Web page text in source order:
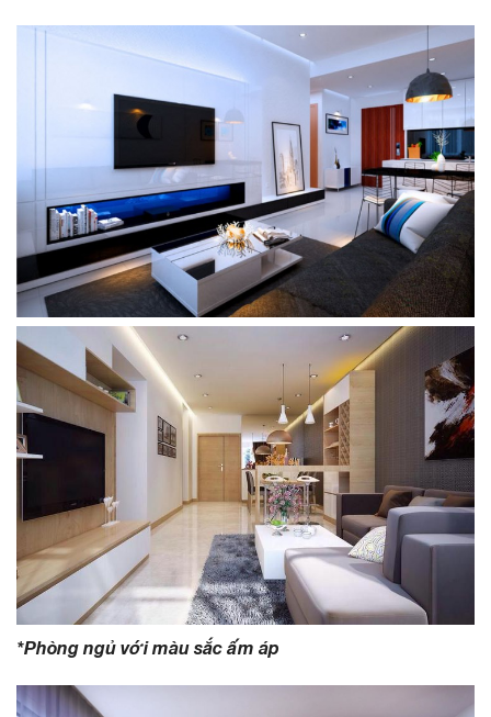
*Phòng ngủ với màu sắc ấm áp